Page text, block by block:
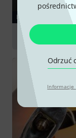
Odrzuć
PORADNIKI
Pickups